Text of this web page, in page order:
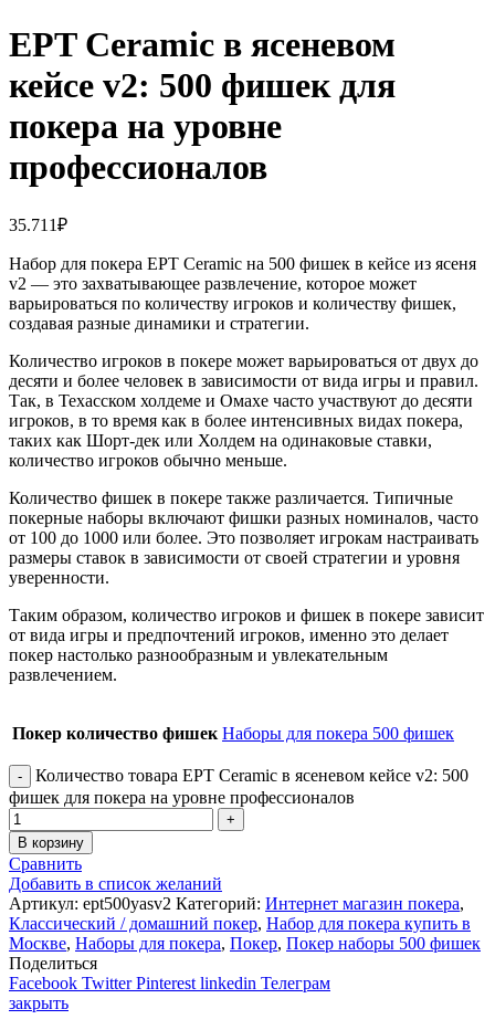
EPT Ceramic в ясеневом
кейсе v2: 500 фишек для
покера на уровне
профессионалов
35.711₽
Набор для покера EPT Ceramic на 500 фишек в кейсе из ясеня
v2 — это захватывающее развлечение, которое может
варьироваться по количеству игроков и количеству фишек,
создавая разные динамики и стратегии.
Количество игроков в покере может варьироваться от двух до
десяти и более человек в зависимости от вида игры и правил.
Так, в Техасском холдеме и Омахе часто участвуют до десяти
игроков, в то время как в более интенсивных видах покера,
таких как Шорт-дек или Холдем на одинаковые ставки,
количество игроков обычно меньше.
Количество фишек в покере также различается. Типичные
покерные наборы включают фишки разных номиналов, часто
от 100 до 1000 или более. Это позволяет игрокам настраивать
размеры ставок в зависимости от своей стратегии и уровня
уверенности.
Таким образом, количество игроков и фишек в покере зависит
от вида игры и предпочтений игроков, именно это делает
покер настолько разнообразным и увлекательным
развлечением.
Покер количество фишек Наборы для покера 500 фишек
Количество товара EPT Ceramic в ясеневом кейсе v2: 500
фишек для покера на уровне профессионалов
В корзину
Сравнить
Добавить в список желаний
Артикул: ept500yasv2 Категорий: Интернет магазин покера,
Классический / домашний покер, Набор для покера купить в
Москве, Наборы для покера, Покер, Покер наборы 500 фишек
Поделиться
Facebook Twitter Pinterest linkedin Телеграм
закрыть